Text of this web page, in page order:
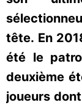
tête. En
été le
deuxième
joueurs